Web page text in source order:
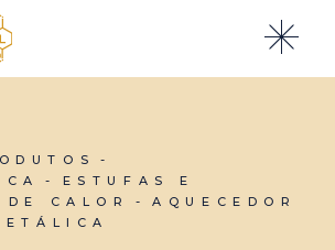
ESTUFAS E
CALOR
AQUECEDOR